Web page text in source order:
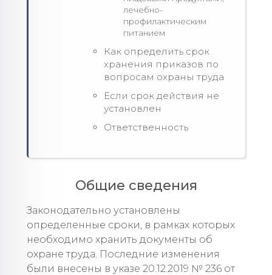
лечебно-
профилактическим
питанием
Как определить срок
хранения приказов по
вопросам охраны труда
Если срок действия не
установлен
Ответственность
Общие сведения
Законодательно установлены
определенные сроки, в рамках которых
необходимо хранить документы об
охране труда. Последние изменения
были внесены в указе 20.12.2019 № 236 от